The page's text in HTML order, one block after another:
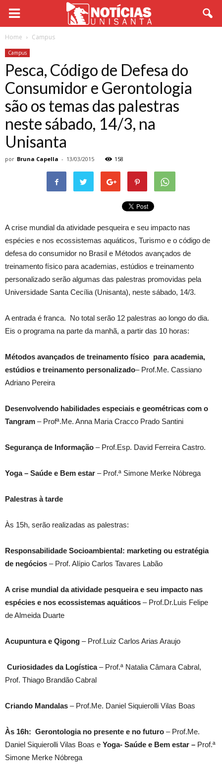
Home Campus
Campus
Pesca, Código de Defesa do
Consumidor e Gerontologia
são os temas das palestras
neste sábado, 14/3, na
Unisanta
por Bruna Capella - 13/03/2015 158
A crise mundial da atividade pesqueira e seu impacto nas
espécies e nos ecossistemas aquáticos, Turismo e o código de
defesa do consumidor no Brasil e Métodos avançados de
treinamento físico para academias, estúdios e treinamento
personalizado serão algumas das palestras promovidas pela
Universidade Santa Cecília (Unisanta), neste sábado, 14/3.
A entrada é franca. No total serão 12 palestras ao longo do dia.
Eis o programa na parte da manhã, a partir das 10 horas:
Métodos avançados de treinamento físico para academia,
estúdios e treinamento personalizado– Prof.Me. Cassiano
Adriano Pereira
Desenvolvendo habilidades especiais e geométricas com o
Tangram – Profª.Me. Anna Maria Cracco Prado Santini
Segurança de Informação – Prof.Esp. David Ferreira Castro.
Yoga – Saúde e Bem estar – Prof.ª Simone Merke Nóbrega
Palestras à tarde
Às 15h, serão realizadas as palestras:
Responsabilidade Socioambiental: marketing ou estratégia
de negócios – Prof. Alípio Carlos Tavares Labão
A crise mundial da atividade pesqueira e seu impacto nas
espécies e nos ecossistemas aquáticos – Prof.Dr.Luis Felipe
de Almeida Duarte
Acupuntura e Qigong – Prof.Luiz Carlos Arias Araujo
Curiosidades da Logística– Prof.ª Natalia Câmara Cabral,
Prof. Thiago Brandão Cabral
Criando Mandalas – Prof.Me. Daniel Siquierolli Vilas Boas
Às 16h: Gerontologia no presente e no futuro – Prof.Me.
Daniel Siquierolli Vilas Boas e Yoga- Saúde e Bem estar – Prof.ª
Simone Merke Nóbrega